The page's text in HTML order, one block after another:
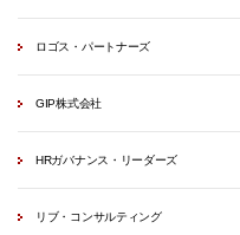
ロゴス・パートナーズ
GIP株式会社
HRガバナンス・リーダーズ
リブ・コンサルティング